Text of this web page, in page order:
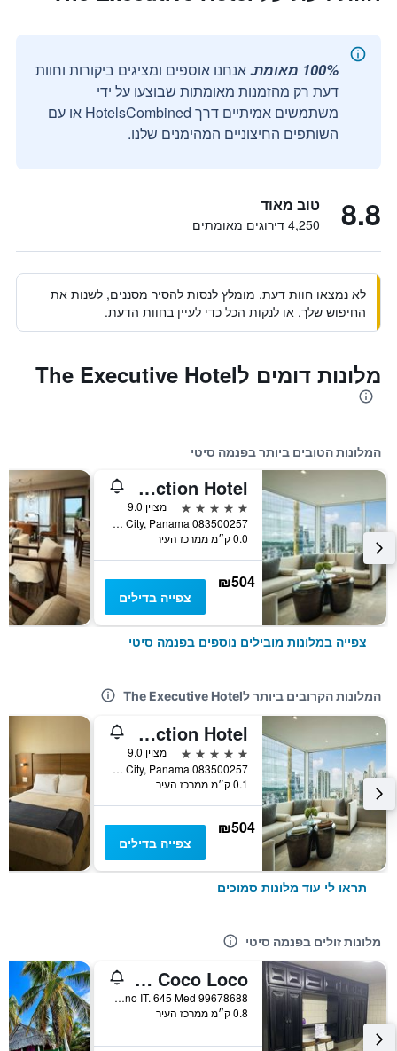
100% מאומת.
אנחנו אוספים ומציגים ביקורות וחוות
דעת רק מהזמנות מאומתות שבוצעו על ידי
משתמשים אמיתיים דרך HotelsCombined או עם
השותפים החיצוניים המהימנים שלנו.
8.8 טוב מאוד
4,250 דירוגים מאומתים
לא נמצאו חוות דעת. מומלץ לנסות להסיר מסננים, לשנות את
החיפוש שלך, או לנקות הכל כדי לעיין בחוות הדעת.
מלונות דומים לThe Executive Hotel
המלונות הטובים ביותר בפנמה סיטי
Bristol Panama, a Registry Collection Hotel
5 כוכבים
מצוין 9.0
083500257 Avenida Aquilino de la Guardia (C/ Aquilino de la Guardia) Panama City, Panama, פנמה סיטי, פנמה
0.0 ק״מ ממרכז העיר
₪504
צפייה בדילים
צפייה במלונות מובילים נוספים בפנמה סיטי
המלונות הקרובים ביותר לThe Executive Hotel
Bristol Panama, a Registry Collection Hotel
5 כוכבים
מצוין 9.0
083500257 Avenida Aquilino de la Guardia (C/ Aquilino de la Guardia) Panama City, Panama, פנמה סיטי, פנמה
0.1 ק״מ ממרכז העיר
₪504
צפייה בדילים
תראו לי עוד מלונות סמוכים
מלונות זולים בפנמה סיטי
Hostel Loco Coco Loco
Bella Vista,Campo Alegre 10600 N 5A Consul Finl Poste 5B 05 22 51 Distr. En Mano IT. 645 Med 99678688, פנמה סיטי, פנמה
0.8 ק״מ ממרכז העיר